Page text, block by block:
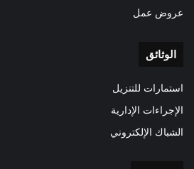
عروض عمل
الوثائق
استمارات للتنزيل
الإجراءات الإدارية
الشباك الإلكتروني